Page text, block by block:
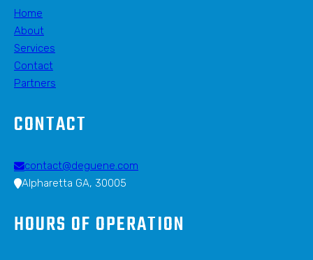
Home
About
Services
Contact
Partners
CONTACT
contact@deguene.com
Alpharetta GA, 30005
HOURS OF OPERATION